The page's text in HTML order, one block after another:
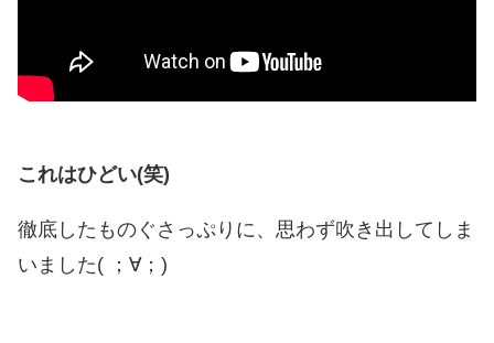
これはひどい(笑)
徹底したものぐさっぷりに、思わず吹き出してしま
いました( ；∀；)